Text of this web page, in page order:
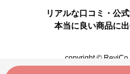
リアルな口コミ・公
本当に良い商品に
copyright © ReviCo